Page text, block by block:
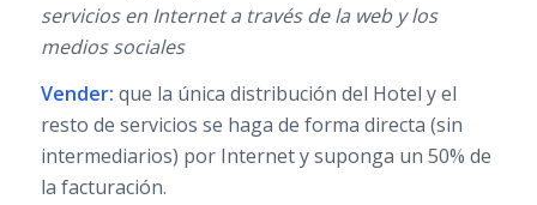
servicios en Internet a través de la web y los
medios sociales
Vender: que la única distribución del Hotel y el
resto de servicios se haga de forma directa (sin
intermediarios) por Internet y suponga un 50% de
la facturación.